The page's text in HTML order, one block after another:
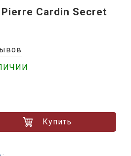
Cardin Secret
Купить